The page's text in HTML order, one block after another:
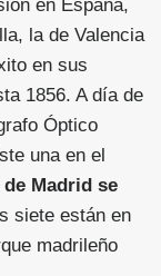
en España,
la de Valencia
en sus
1856. A día de
Óptico
una en el
Madrid se
siete están en
madrileño